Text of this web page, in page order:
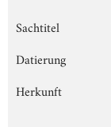
Sachtitel
Datierung
Herkunft